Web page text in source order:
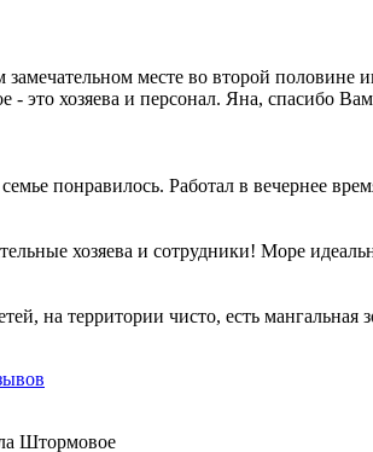
месте во второй
- это хозяева и персонал. Яна, спасибо
понравилось. Работал в вечернее
хозяева и сотрудники! Море
на территории чисто, есть